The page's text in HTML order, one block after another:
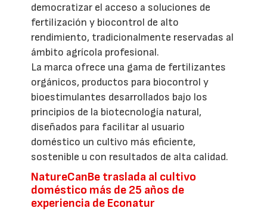
democratizar el acceso a soluciones de
fertilización y biocontrol de alto
rendimiento, tradicionalmente reservadas al
ámbito agrícola profesional.
La marca ofrece una gama de fertilizantes
orgánicos, productos para biocontrol y
bioestimulantes desarrollados bajo los
principios de la biotecnología natural,
diseñados para facilitar al usuario
doméstico un cultivo más eficiente,
sostenible u con resultados de alta calidad.
NatureCanBe traslada al cultivo
doméstico más de 25 años de
experiencia de Econatur